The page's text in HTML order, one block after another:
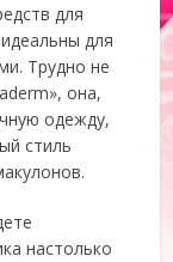
для
для
Трудно не
она,
одежду,
стиль
настолько